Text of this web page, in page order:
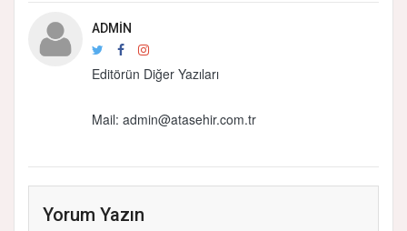
ADMIN
Editörün Diğer Yazıları
Mail: admin@atasehir.com.tr
Yorum Yazın